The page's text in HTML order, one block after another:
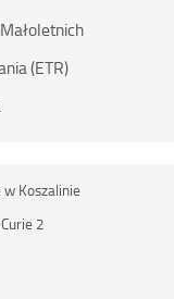
(ETR)
Koszalinie
2